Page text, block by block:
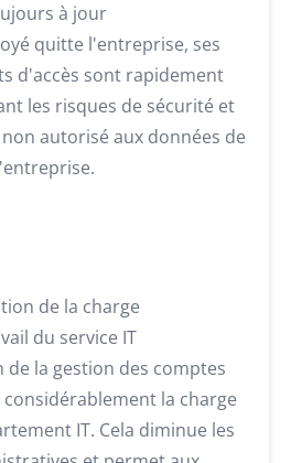
à jour
quitte l'entreprise, ses
d'accès sont rapidement
les risques de sécurité et
autorisé aux données de
de la charge
du service IT
la gestion des comptes
la charge
IT. Cela diminue les